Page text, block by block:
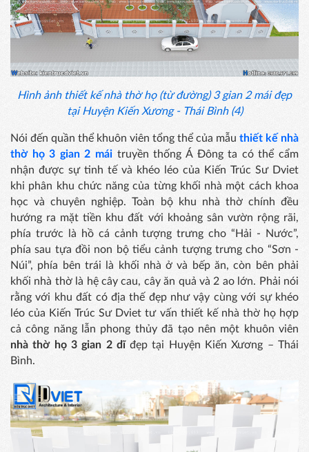
Hình ảnh thiết kế nhà thờ họ (từ đường) 3 gian 2 mái đẹp
tại Huyện Kiến Xương - Thái Bình (4)
Nói đến quần thể khuôn viên tổng thể của mẫu thiết kế nhà
thờ họ 3 gian 2 mái truyền thống Á Đông ta có thể cẩm
nhận được sự tinh tế và khéo léo của Kiến Trúc Sư Dviet
khi phân khu chức năng của từng khối nhà một cách khoa
học và chuyên nghiệp. Toàn bộ khu nhà thờ chính đều
hướng ra mặt tiền khu đất với khoảng sân vườn rộng rãi,
phía trước là hồ cá cảnh tượng trưng cho “Hải - Nước”,
phía sau tựa đồi non bộ tiểu cảnh tượng trưng cho “Sơn -
Núi”, phía bên trái là khối nhà ở và bếp ăn, còn bên phải
khối nhà thờ là hệ cây cau, cây ăn quả và 2 ao lớn. Phải nói
rằng với khu đất có địa thế đẹp như vậy cùng với sự khéo
léo của Kiến Trúc Sư Dviet tư vấn thiết kế nhà thờ họ hợp
cả công năng lẫn phong thủy đã tạo nên một khuôn viên
nhà thờ họ 3 gian 2 dĩđẹp tại Huyện Kiến Xương – Thái
Bình.